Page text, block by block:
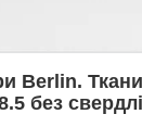
Berlin.
без